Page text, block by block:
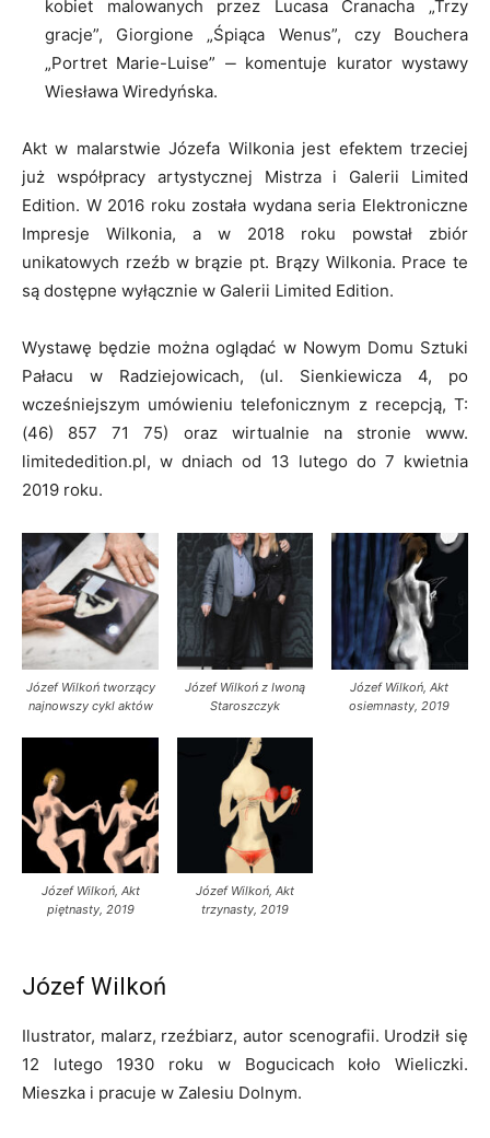
kobiet malowanych przez Lucasa Cranacha „Trzy
gracje”, Giorgione „Śpiąca Wenus”, czy Bouchera
„Portret Marie-Luise” ‒ komentuje kurator wystawy
Wiesława Wiredyńska.
Akt w malarstwie Józefa Wilkonia jest efektem trzeciej
już współpracy artystycznej Mistrza i Galerii Limited
Edition. W 2016 roku została wydana seria Elektroniczne
Impresje Wilkonia, a w 2018 roku powstał zbiór
unikatowych rzeźb w brązie pt. Brązy Wilkonia. Prace te
są dostępne wyłącznie w Galerii Limited Edition.
Wystawę będzie można oglądać w Nowym Domu Sztuki
Pałacu w Radziejowicach, (ul. Sienkiewicza 4, po
wcześniejszym umówieniu telefonicznym z recepcją, T:
(46) 857 71 75) oraz wirtualnie na stronie www.
limitededition.pl, w dniach od 13 lutego do 7 kwietnia
2019 roku.
Józef Wilkoń tworzący
najnowszy cykl aktów
Józef Wilkoń z Iwoną
Staroszczyk
Józef Wilkoń, Akt
osiemnasty, 2019
Józef Wilkoń, Akt
piętnasty, 2019
Józef Wilkoń, Akt
trzynasty, 2019
Józef Wilkoń
Ilustrator, malarz, rzeźbiarz, autor scenografii. Urodził się
12 lutego 1930 roku w Bogucicach koło Wieliczki.
Mieszka i pracuje w Zalesiu Dolnym.